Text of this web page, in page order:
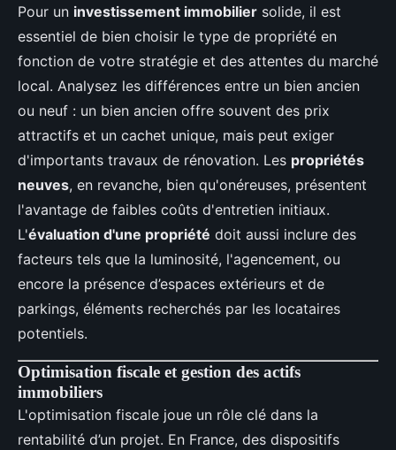
Pour un investissement immobilier solide, il est
essentiel de bien choisir le type de propriété en
fonction de votre stratégie et des attentes du marché
local. Analysez les différences entre un bien ancien
ou neuf : un bien ancien offre souvent des prix
attractifs et un cachet unique, mais peut exiger
d'importants travaux de rénovation. Les propriétés
neuves, en revanche, bien qu'onéreuses, présentent
l'avantage de faibles coûts d'entretien initiaux.
L'évaluation d'une propriété doit aussi inclure des
facteurs tels que la luminosité, l'agencement, ou
encore la présence d’espaces extérieurs et de
parkings, éléments recherchés par les locataires
potentiels.
Optimisation fiscale et gestion des actifs
immobiliers
L'optimisation fiscale joue un rôle clé dans la
rentabilité d’un projet. En France, des dispositifs